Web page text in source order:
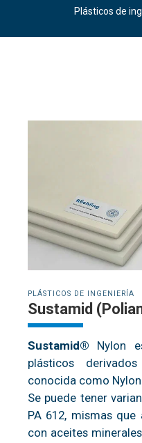
Plásticos de
PLÁSTICOS DE INGENIERÍA
Sustamid
Sustamid® Nylon
plásticos
conocida como Nylon.
Se puede tener
PA 612, mismas
con aceites